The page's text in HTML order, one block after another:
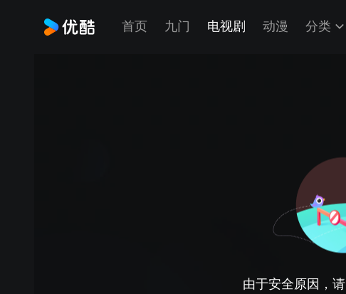
首页 九门 电视剧 动漫 分类
由于安全原因，请